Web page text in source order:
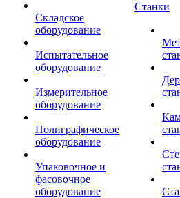
Складское
оборудование
Испытательное
оборудование
Измерительное
оборудование
Полиграфическое
оборудование
Упаковочное и
фасовочное
оборудование
Станки